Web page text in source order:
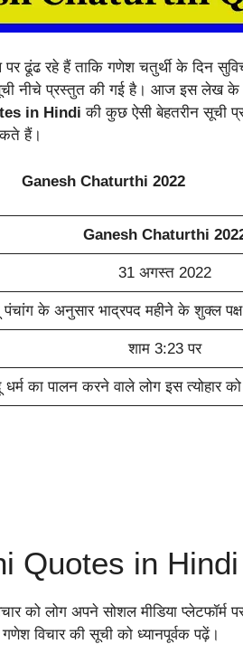
ढूंढ रहे हैं ताकि गणेश चतुर्थी के दिन
नीचे प्रस्तुत की गई है। आज इस लेख
in Hindi की कुछ ऐसी बेहतरीन सूची
हैं।
Ganesh Chaturthi 2022
Ganesh Chaturthi
31 अगस्त 2022
पंचांग के अनुसार भाद्रपद महीने के शुक्ल पक्ष
शाम 3:23 पर
धर्म का पालन करने वाले लोग इस त्योहार
Quotes in Hindi
को लोग अपने सोशल मीडिया
विचार की सूची को ध्यानपूर्वक पढ़ें।